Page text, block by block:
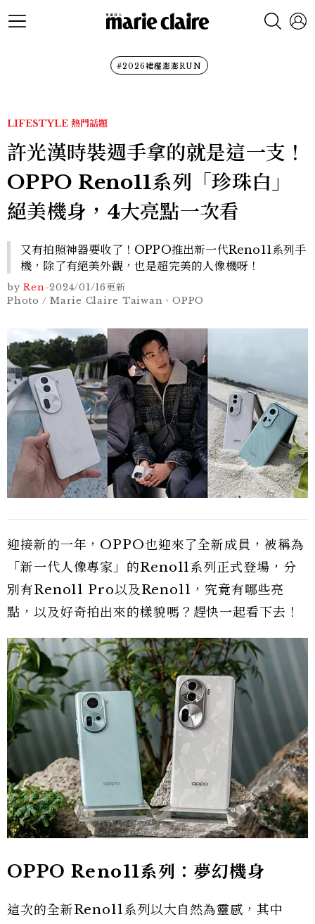
#2026裙襬澎澎RUN
LIFESTYLE 熱門話題
許光漢時裝週手拿的就是這一支！
OPPO Reno11系列「珍珠白」
絕美機身，4大亮點一次看
又有拍照神器要收了！OPPO推出新一代Reno11系列手
機，除了有絕美外觀，也是超完美的人像機呀！
by Ren-2024/01/16更新
Photo / Marie Claire Taiwan、OPPO
迎接新的一年，OPPO也迎來了全新成員，被稱為
「新一代人像專家」的Reno11系列正式登場，分
別有Reno11 Pro以及Reno11，究竟有哪些亮
點，以及好奇拍出來的樣貌嗎？趕快一起看下去！
OPPO Reno11系列：夢幻機身
這次的全新Reno11系列以大自然為靈感，其中